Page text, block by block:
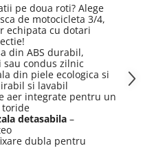
pe doua roti? Alege
de motocicleta 3/4,
echipata cu dotari
din ABS durabil,
condus zilnic
din piele ecologica si
si lavabil
aer integrate pentru un
toride
detasabila –
dubla pentru